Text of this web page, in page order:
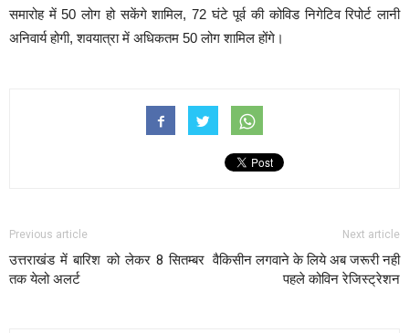
समारोह में 50 लोग हो सकेंगे शामिल, 72 घंटे पूर्व की कोविड निगेटिव रिपोर्ट लानी
अनिवार्य होगी, शवयात्रा में अधिकतम 50 लोग शामिल होंगे।
Previous article
उत्तराखंड में बारिश को लेकर 8 सितम्बर
तक येलो अलर्ट
Next article
वैकिसीन लगवाने के लिये अब जरूरी नही
पहले कोविन रेजिस्ट्रेशन